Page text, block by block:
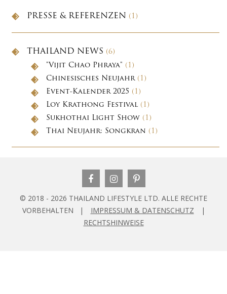
PRESSE & REFERENZEN (1)
THAILAND NEWS (6)
"Vijit Chao Phraya" (1)
Chinesisches Neujahr(1)
Event-Kalender 2025 (1)
Loy Krathong Festival (1)
Sukhothai Light Show (1)
Thai Neujahr: Songkran (1)
© 2018 - 2026 THAILAND LIFESTYLE LTD. ALLE RECHTE
VORBEHALTEN |
IMPRESSUM & DATENSCHUTZ
|
RECHTSHINWEISE